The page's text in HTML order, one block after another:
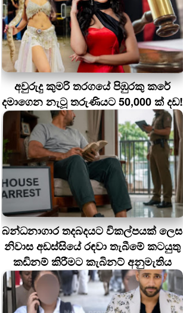
අවුරුදු කුමරි තරගයේ පිඹුරකු කරේ
දමාගෙන නැටූ තරුණියට 50,000 ක් දඩ!
බන්ධනාගාර තදබදයට විකල්පයක් ලෙස
නිවාස අඩස්සියේ රඳවා තැබීමේ කටයුතු
කඩිනම් කිරීමට කැබිනට් අනුමැතිය